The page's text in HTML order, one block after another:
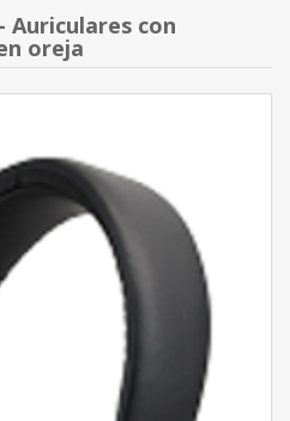
Auriculares con
oreja